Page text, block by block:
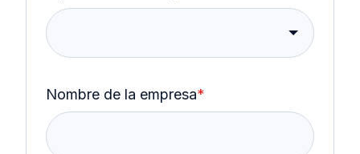
Nombre de la empresa*